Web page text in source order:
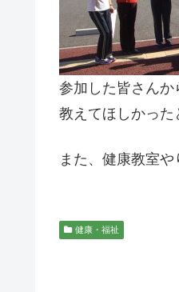
参加した皆さん
教えてほしかった
また、健康教室や
健康・福祉